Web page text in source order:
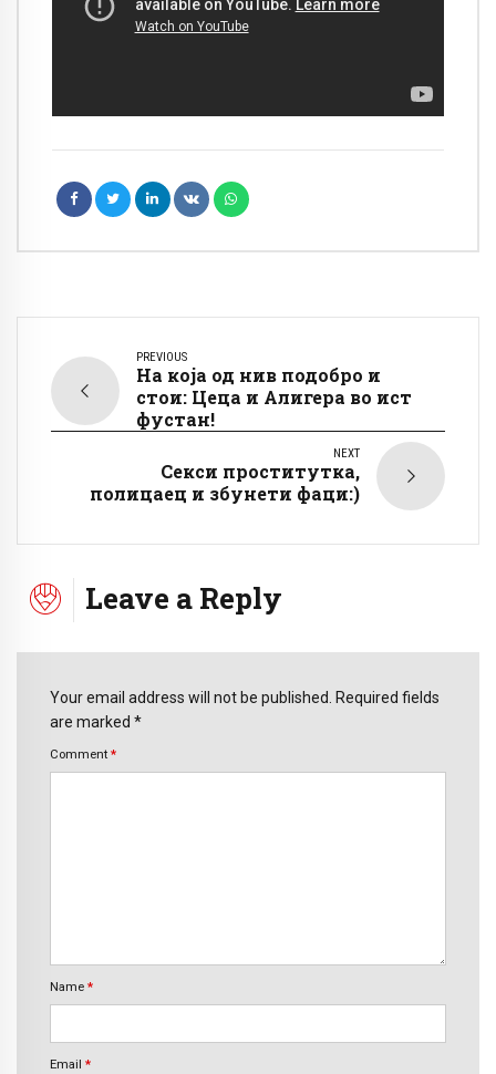
PREVIOUS
На која од нив подобро и
стои: Цеца и Алигера во ист
фустан!
NEXT
Секси проститутка,
полицаец и збунети фаци:)
Leave a Reply
Your email address will not be published. Required fields
are marked *
Comment *
Name *
Email *